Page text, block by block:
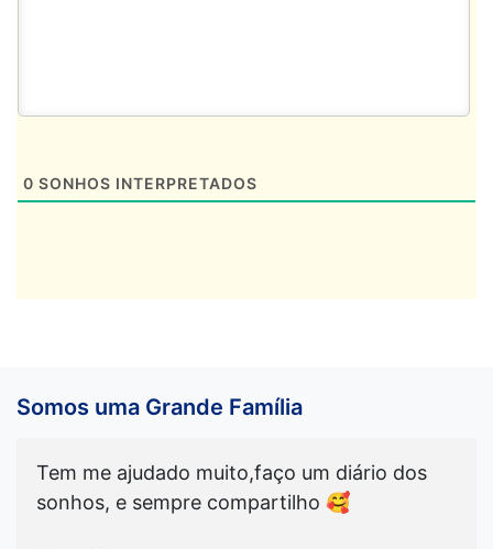
0 SONHOS INTERPRETADOS
Somos uma Grande Família
Tem me ajudado muito,faço um diário dos
sonhos, e sempre compartilho 🥰